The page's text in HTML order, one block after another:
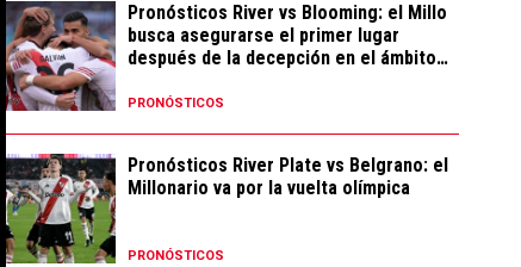
Pronósticos River vs Blooming: el Millo
busca asegurarse el primer lugar
después de la decepción en el ámbito
PRONÓSTICOS
Pronósticos River Plate vs Belgrano: el
Millonario va por la vuelta olímpica
PRONÓSTICOS